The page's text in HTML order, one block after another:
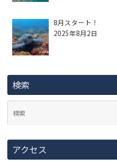
8月スタート！
2025年8月2日
検索
アクセス